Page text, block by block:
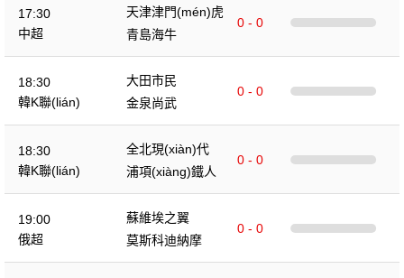
17:30
中超
天津津門(mén)虎
0 - 0
青島海牛
18:30
韓K聯(lián)
大田市民
0 - 0
金泉尚武
18:30
韓K聯(lián)
全北現(xiàn)代
0 - 0
浦項(xiàng)鐵人
19:00
俄超
蘇維埃之翼
0 - 0
莫斯科迪納摩